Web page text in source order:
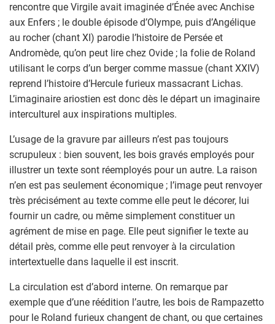
rencontre que Virgile avait imaginée d’Énée avec Anchise
aux Enfers ; le double épisode d’Olympe, puis d’Angélique
au rocher (chant XI) parodie l’histoire de Persée et
Andromède, qu’on peut lire chez Ovide ; la folie de Roland
utilisant le corps d’un berger comme massue (chant XXIV)
reprend l’histoire d’Hercule furieux massacrant Lichas.
L’imaginaire ariostien est donc dès le départ un imaginaire
interculturel aux inspirations multiples.
L’usage de la gravure par ailleurs n’est pas toujours
scrupuleux : bien souvent, les bois gravés employés pour
illustrer un texte sont réemployés pour un autre. La raison
n’en est pas seulement économique ; l’image peut renvoyer
très précisément au texte comme elle peut le décorer, lui
fournir un cadre, ou même simplement constituer un
agrément de mise en page. Elle peut signifier le texte au
détail près, comme elle peut renvoyer à la circulation
intertextuelle dans laquelle il est inscrit.
La circulation est d’abord interne. On remarque par
exemple que d’une réédition l’autre, les bois de Rampazetto
pour le Roland furieux changent de chant, ou que certaines